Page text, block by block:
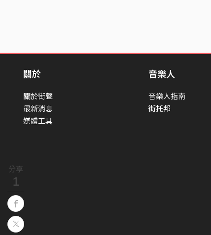
分享
1
關於
關於街聲
最新消息
媒體工具
音樂人
音樂人指南
街托邦